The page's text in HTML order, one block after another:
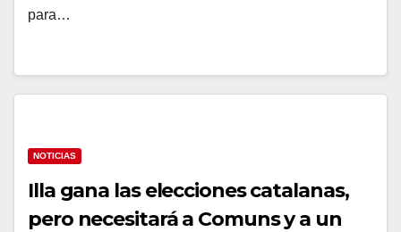
para…
NOTICIAS
Illa gana las elecciones catalanas,
pero necesitará a Comuns y a un